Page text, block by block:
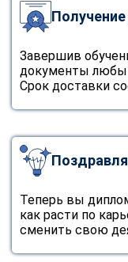
Завершив
документы
Срок доставки
Теперь вы
как расти по
сменить свою